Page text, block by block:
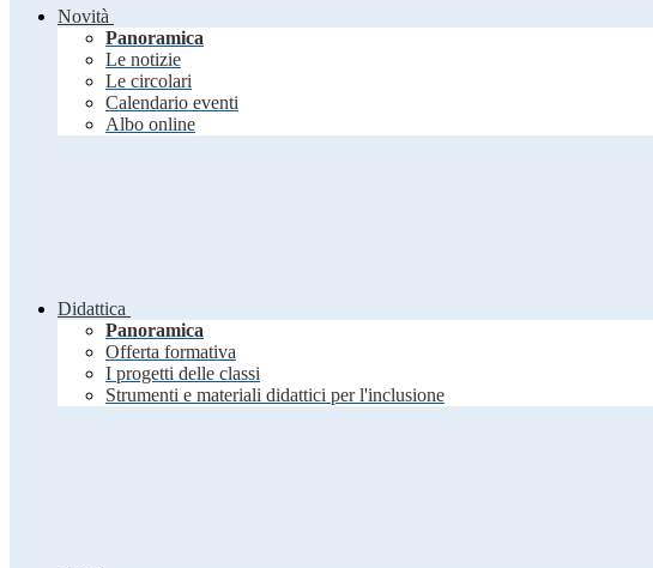
Novità
Panoramica
Le notizie
Le circolari
Calendario eventi
Albo online
Didattica
Panoramica
Offerta formativa
I progetti delle classi
Strumenti e materiali didattici per l'inclusione